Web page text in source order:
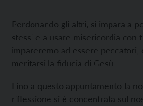
Perdonando gli altri, si impara a
stessi e a usare misericordia con
impareremo ad essere peccatori,
meritarsi la fiducia di Gesù
Fino a questo appuntamento la
riflessione si è concentrata sul